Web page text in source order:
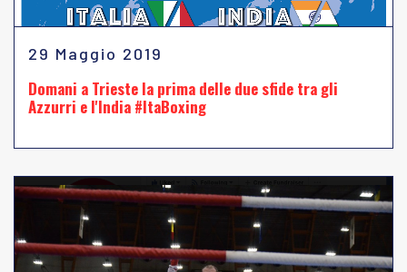
29 Maggio 2019
Domani a Trieste la prima delle due sfide tra gli
Azzurri e l'India #ItaBoxing